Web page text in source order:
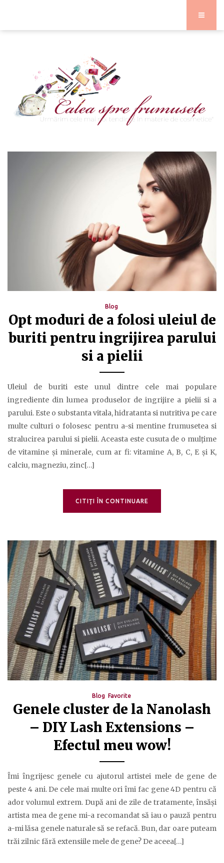
Blog
Opt moduri de a folosi uleiul de
buriti pentru ingrijirea parului
si a pielii
Uleiul de buriti este unul dintre cele mai populare
ingrediente din lumea produselor de ingrijire a pielii si a
parului. Este o substanta vitala, hidratanta si nutritiva pe care
multe culturi o folosesc pentru a-si mentine frumusetea si
stralucirea parului si pielii. Aceasta este cusuta de o mulțime
de vitamine și minerale, cum ar fi: vitamine A, B, C, E și K,
calciu, magneziu, zinc[…]
CITIŢI ÎN CONTINUARE
Blog Favorite
Genele cluster de la Nanolash
– DIY Lash Extensions –
Efectul meu wow!
Îmi îngrijesc genele cu ajutorul artistei mele de gene de
peste 4 ani. De cele mai multe ori îmi fac gene 4D pentru că
ador volumul extrem. După ani de zile de tratamente, însăși
artista mea de gene mi-a recomandat să iau o pauză pentru
a-mi lăsa genele naturale să se refacă. Bun, dar oare puteam
trăi zilnic fără extensiile mele de gene? De aceea[…]